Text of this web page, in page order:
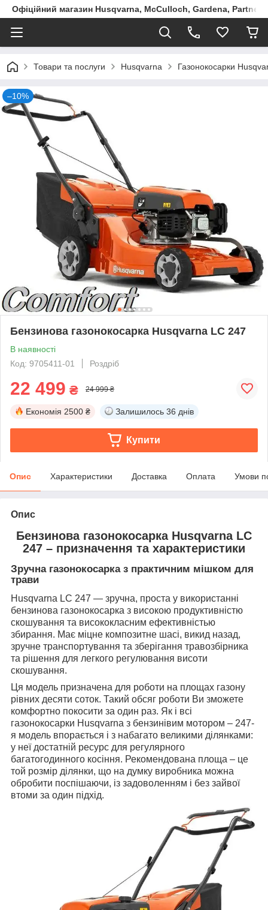
Офіційний магазин Husqvarna, McCulloch, Gardena, Partner
Товари та послуги Husqvarna Газонокосарки
–10%
Бензинова газонокосарка Husqvarna LC 247
В наявності
Код: 9705411-01
Роздріб
22 499 ₴ 24 999 ₴
Економія 2500 ₴ Залишилось 36 днів
Купити
Опис Характеристики Доставка Оплата Умови
Опис
Бензинова газонокосарка Husqvarna LC
247 – призначення та характеристики
Зручна газонокосарка з практичним мішком для
трави
Husqvarna LC 247 — зручна, проста у використанні
бензинова газонокосарка з високою продуктивністю
скошування та висококласним ефективністью
збирання. Має міцне композитне шасі, викид назад,
зручне транспортування та зберігання травозбірника
та рішення для легкого регулювання висоти
скошування.
Ця модель призначена для роботи на площах газону
рівних десяти соток. Такий обсяг роботи Ви зможете
комфортно покосити за один раз. Як і всі
газонокосарки Husqvarna з бензинівим мотором – 247-
я модель впорається і з набагато великими ділянками:
у неї достатній ресурс для регулярного
багатогодинного косіння. Рекомендована площа – це
той розмір ділянки, що на думку виробника можна
обробити поспішаючи, із задоволенням і без зайвої
втоми за один підхід.